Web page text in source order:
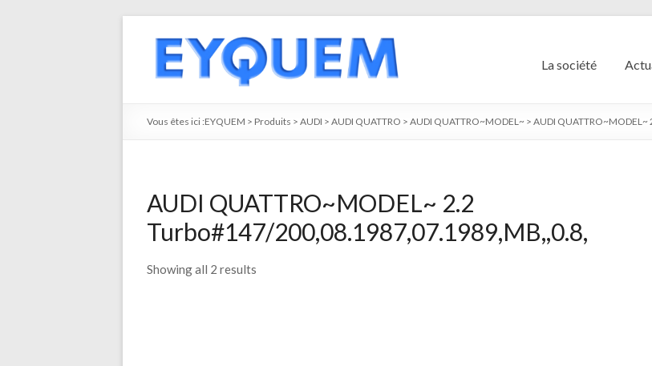
La société
Vous êtes ici :EYQUEM > Produits > AUDI > AUDI QUATTRO > AUDI QUATTRO~MODEL~ > AUDI
AUDI QUATTRO~MODEL~ 2.2
Turbo#147/200,08.1987,07.1989,MB,,0.8,
Showing all 2 results